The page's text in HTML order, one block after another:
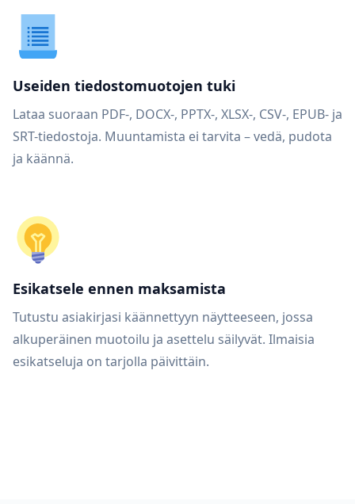
Useiden tiedostomuotojen tuki
Lataa suoraan PDF-, DOCX-, PPTX-, XLSX-, CSV-, EPUB- ja
SRT-tiedostoja. Muuntamista ei tarvita – vedä, pudota
ja käännä.
Esikatsele ennen maksamista
Tutustu asiakirjasi käännettyyn näytteeseen, jossa
alkuperäinen muotoilu ja asettelu säilyvät. Ilmaisia
esikatseluja on tarjolla päivittäin.